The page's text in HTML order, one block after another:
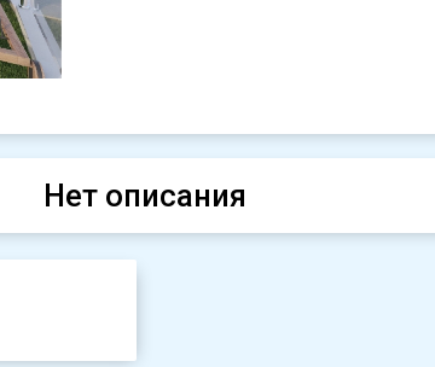
Нет описания